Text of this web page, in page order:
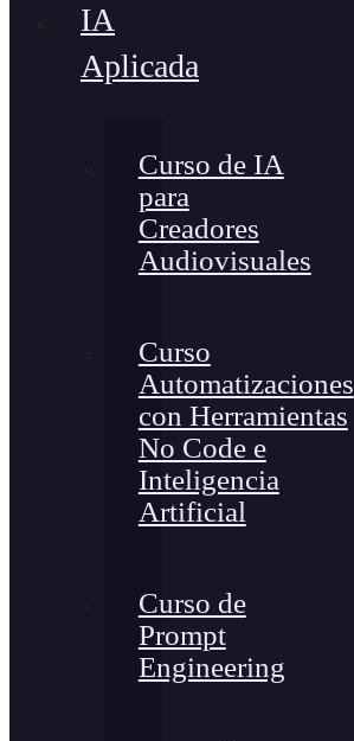
IA
Aplicada
Curso de IA
para
Creadores
Audiovisuales
Curso
Automatizaciones
con Herramientas
No Code e
Inteligencia
Artificial
Curso de
Prompt
Engineering